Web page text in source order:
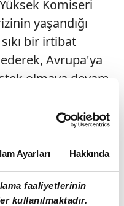
Ayarları Hakkında
faaliyetlerinin
kullanılmaktadır.
Komiseri
yaşandığı
bir irtibat
Avrupa'ya
olmaya devam
kış
önüne çıkacak en
dile
özellikle su
olunması